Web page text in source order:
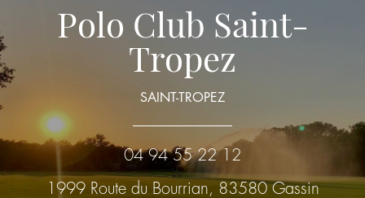
Polo Club Saint-
Tropez
SAINT-TROPEZ
04 94 55 22 12
1999 Route du Bourrian, 83580 Gassin